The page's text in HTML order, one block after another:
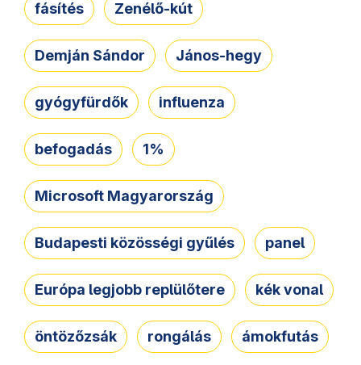
fásítés Zenélő-kút
Demján Sándor János-hegy
gyógyfürdők influenza
befogadás 1%
Microsoft Magyarország
Budapesti közösségi gyűlés panel
Európa legjobb replülőtere kék vonal
öntözőzsák rongálás ámokfutás